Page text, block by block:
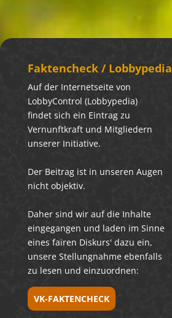
Fakten­check / Lobbypedia
Auf der Internetseite von
LobbyControl (Lobbypedia)
findet sich ein Eintrag zu
Vernunftkraft und Mitgliedern
unserer Initiative.
Der Beitrag ist in unseren Augen
nicht objektiv.
Daher sind wir auf die Inhalte
eingegangen und laden im Sinne
eines fairen Diskurs' dazu ein,
unsere Stellungnahme ebenfalls
zu lesen und einzuordnen:
VK-FAKTENCHECK